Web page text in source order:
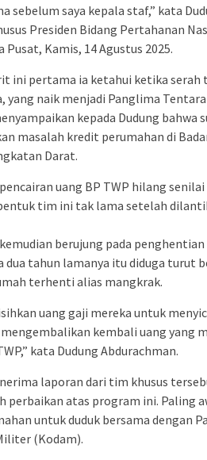
sebelum saya kepala staf,” kata
Presiden Bidang Pertahanan
Kamis, 14 Agustus 2025.
ini pertama ia ketahui ketika serah
yang naik menjadi Panglima
kepada Dudung bahwa
masalah kredit perumahan di
Darat.
uang BP TWP hilang
tim ini tak lama setelah
berujung pada
dua tahun lamanya itu diduga turut
terhenti alias mangkrak.
uang gaji mereka untuk
kembali uang yang
kata Dudung Abdurachman.
laporan dari tim khusus
atas program ini. Paling
untuk duduk bersama dengan
(Kodam).